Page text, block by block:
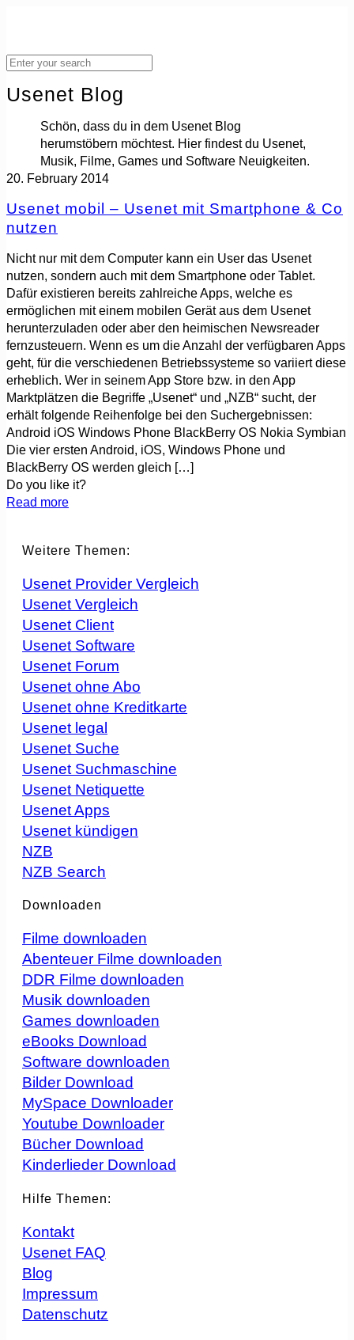
Usenet Blog
Schön, dass du in dem Usenet Blog
herumstöbern möchtest. Hier findest du Usenet,
Musik, Filme, Games und Software Neuigkeiten.
20. February 2014
Usenet mobil – Usenet mit Smartphone & Co
nutzen
Nicht nur mit dem Computer kann ein User das Usenet
nutzen, sondern auch mit dem Smartphone oder Tablet.
Dafür existieren bereits zahlreiche Apps, welche es
ermöglichen mit einem mobilen Gerät aus dem Usenet
herunterzuladen oder aber den heimischen Newsreader
fernzusteuern. Wenn es um die Anzahl der verfügbaren Apps
geht, für die verschiedenen Betriebssysteme so variiert diese
erheblich. Wer in seinem App Store bzw. in den App
Marktplätzen die Begriffe „Usenet“ und „NZB“ sucht, der
erhält folgende Reihenfolge bei den Suchergebnissen:
Android iOS Windows Phone BlackBerry OS Nokia Symbian
Die vier ersten Android, iOS, Windows Phone und
BlackBerry OS werden gleich […]
Do you like it?
Read more
Weitere Themen:
Usenet Provider Vergleich
Usenet Vergleich
Usenet Client
Usenet Software
Usenet Forum
Usenet ohne Abo
Usenet ohne Kreditkarte
Usenet legal
Usenet Suche
Usenet Suchmaschine
Usenet Netiquette
Usenet Apps
Usenet kündigen
NZB
NZB Search
Downloaden
Filme downloaden
Abenteuer Filme downloaden
DDR Filme downloaden
Musik downloaden
Games downloaden
eBooks Download
Software downloaden
Bilder Download
MySpace Downloader
Youtube Downloader
Bücher Download
Kinderlieder Download
Hilfe Themen:
Kontakt
Usenet FAQ
Blog
Impressum
Datenschutz